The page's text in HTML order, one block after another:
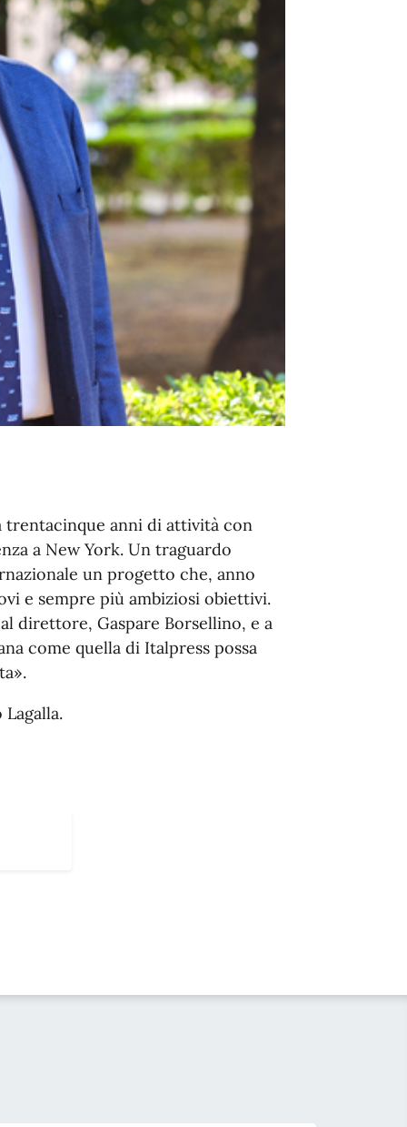
trentacinque anni di attività con
a New York. Un traguardo
un progetto che, anno
e sempre più ambiziosi obiettivi.
direttore, Gaspare Borsellino, e a
come quella di Italpress possa